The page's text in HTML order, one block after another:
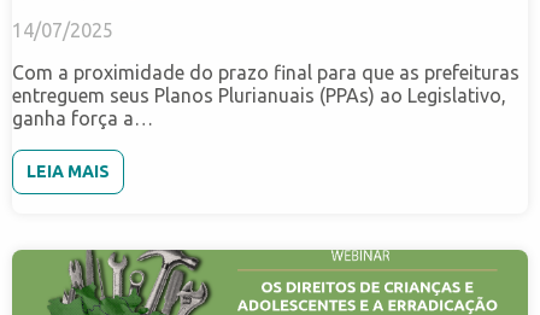
14/07/2025
Com a proximidade do prazo final para que as prefeituras
entreguem seus Planos Plurianuais (PPAs) ao Legislativo,
ganha força a…
LEIA MAIS